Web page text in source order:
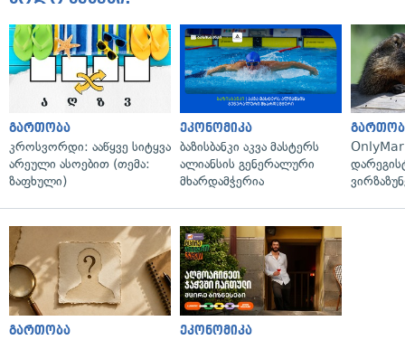
გართობა
კროსვორდი: ააწყვე სიტყვა
არეული ასოებით (თემა:
ზაფხული)
ეკონომიკა
ბაზისბანკი აკვა მასტერს
ალიანსის გენერალური
მხარდამჭერია
გართობა ეკონომიკა